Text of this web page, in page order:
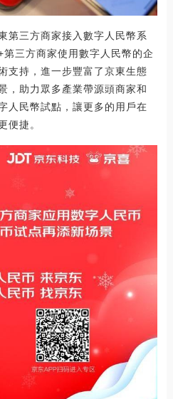
第三方商家接入數字人民幣系
三方商家使用數字人民幣的企
支持，進一步豐富了京東生態
，助力眾多產業帶源頭商家和
人民幣試點，讓更多的用戶在
便捷。